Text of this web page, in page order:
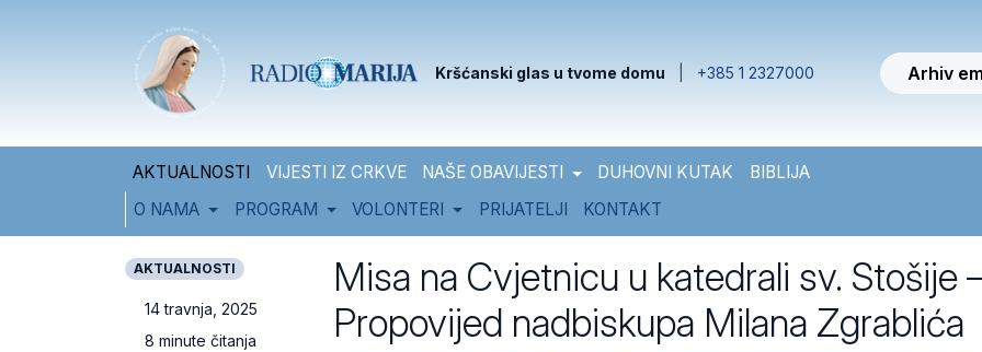
Kršćanski glas u tvome domu +385 1 2327000 Arhiv
AKTUALNOSTI VIJESTI IZ CRKVE NAŠE OBAVIJESTI DUHOVNI KUTAK
BIBLIJA
O NAMA
PROGRAM VOLONTERI PRIJATELJI KONTAKT
AKTUALNOSTI
14 travnja, 2025
8 minute čitanja
Misa na Cvjetnicu u katedrali sv. Stošije
Propovijed nadbiskupa Milana Zgrablića